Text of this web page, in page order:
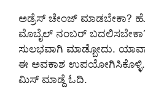
ಅಡ್ರೆಸ್ ಚೇಂಜ್ ಮಾಡಬೇಕಾ?
ಮೊಬೈಲ್ ನಂಬರ್
ಸುಲಭವಾಗಿ ಮಾಡ್ಬೋದು.
ಈ ಅವಕಾಶ ಉಪಯೋಗಿಸಿಕೊಳ್ಳಿ.
ಮಿಸ್ ಮಾಡ್ದೆ ಓದಿ.